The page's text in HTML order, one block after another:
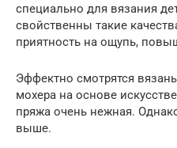
специально для вязания
свойственны такие
приятность на ощупь,
Эффектно смотрятся
мохера на основе
пряжа очень нежная.
выше.